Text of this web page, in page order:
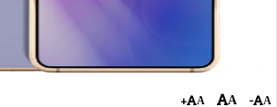
A
-
A
A
+